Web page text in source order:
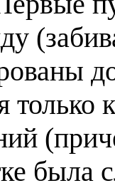
была